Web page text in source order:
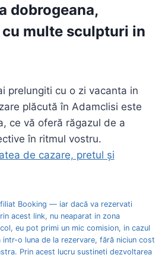
dobrogeana,
multe sculpturi in
prelungiti cu o zi vacanta in
plăcută în Adamclisi este
ce vă oferă răgazul de a
în ritmul vostru.
de cazare, pretul și
Booking — iar dacă va rezervati
acest link, nu neaparat in zona
eu pot primi un mic comision, in cazul
intr-o luna de la rezervare, fără niciun cost
Prin acest lucru sustineti dezvoltarea